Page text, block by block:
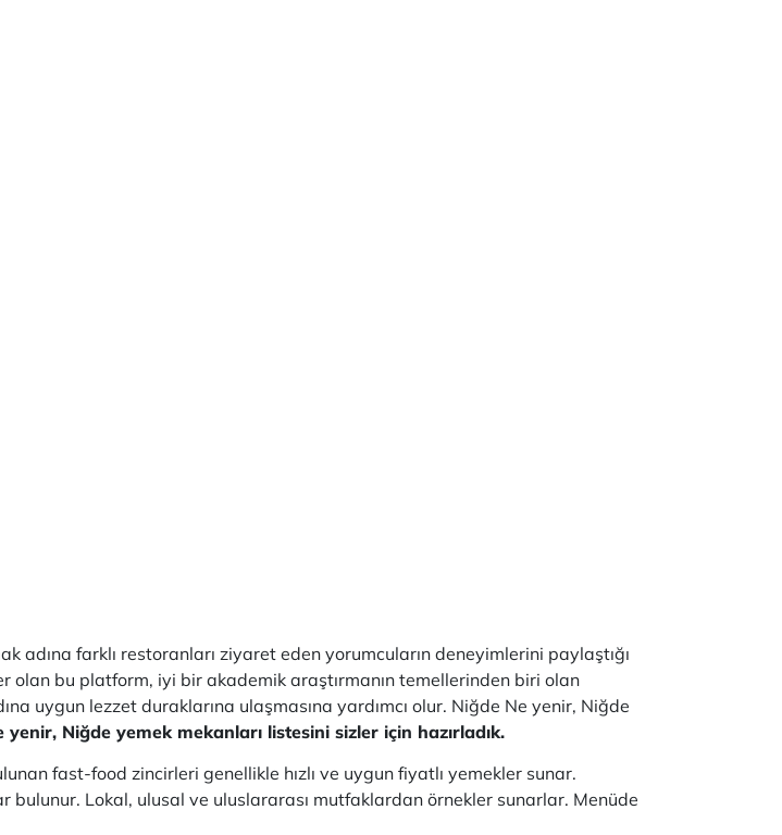
adına farklı restoranları ziyaret eden yorumcuların deneyimlerini paylaştığı
olan bu platform, iyi bir akademik araştırmanın temellerinden biri olan
uygun lezzet duraklarına ulaşmasına yardımcı olur. Niğde Ne yenir, Niğde
Niğde yemek mekanları listesini sizler için hazırladık.
fast-food zincirleri genellikle hızlı ve uygun fiyatlı yemekler sunar.
Lokal, ulusal ve uluslararası mutfaklardan örnekler sunarlar. Menüde